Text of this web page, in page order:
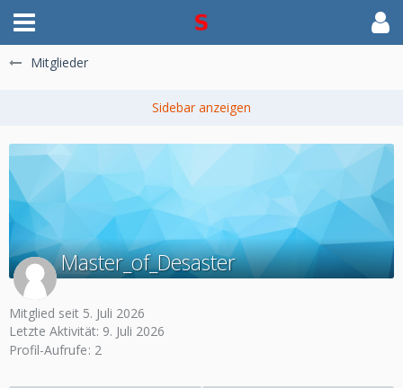
Mitglieder
Master_of_Desaster
Mitglied seit 5. Juli 2026
Letzte Aktivität: 9. Juli 2026
Profil-Aufrufe 2